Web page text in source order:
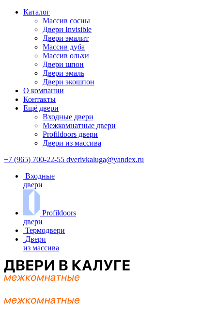
Каталог
Массив сосны
Двери Invisible
Двери эмалит
Массив дуба
Массив ольхи
Двери шпон
Двери эмаль
Двери экошпон
О компании
Контакты
Ещё двери
Входные двери
Межкомнатные двери
Profildoors двери
Двери из массива
+7 (965) 700-22-55 dverivkaluga@yandex.ru
Входные
двери
Profildoors
двери
Термодвери
Двери
из массива